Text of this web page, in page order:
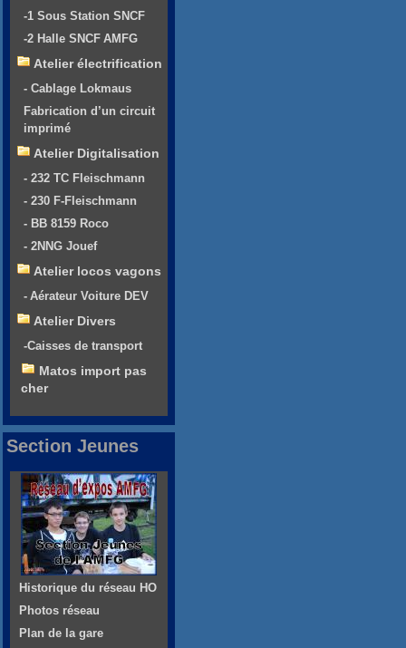
-1 Sous Station SNCF
-2 Halle SNCF AMFG
Atelier électrification
- Cablage Lokmaus
Fabrication d’un circuit
imprimé
Atelier Digitalisation
- 232 TC Fleischmann
- 230 F-Fleischmann
- BB 8159 Roco
- 2NNG Jouef
Atelier locos vagons
- Aérateur Voiture DEV
Atelier Divers
-Caisses de transport
Matos import pas
cher
Section Jeunes
Historique du réseau HO
Photos réseau
Plan de la gare